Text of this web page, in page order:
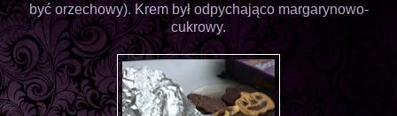
być orzechowy). Krem był odpychająco margarynowo-
cukrowy.